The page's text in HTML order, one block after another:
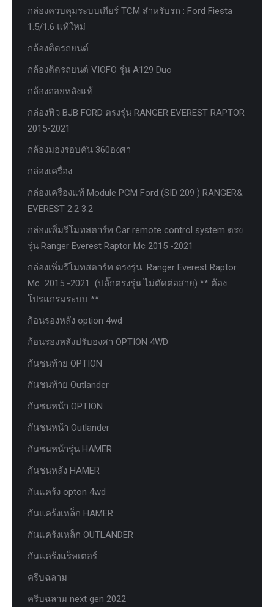
กล่องควบคุมระบบเกียร์ TCM สำหรับรถ : Ford Fiesta
1.5/1.6 แท้ใหม่
กล้องติดรถยนต์
กล้องติดรถยนต์ VIOFO รุ่น A129 Duo
กล้องถอยหลังแท้
กล่องฟิว BJB FORD ตรงรุ่น RANGER EVEREST RAPTOR
2015-2021
กล้องมองรอบคัน 360องศา
กล่องเครื่อง
กล่องเครื่องแท้ Module PCM Ford (SID 209 ) RANGER&
EVEREST 2.2 3.2
กล่องเพิ่มรีโมทสตาร์ท Car remote control system ตรง
รุ่น Ranger Everest Raptor Mc 2015 -2021
กล่องเพิ่มรีโมทสตาร์ท ตรงรุ่น Ranger Everest Raptor
Mc 2015 -2021 (ปลั๊กตรงรุ่น ไม่ตัดต่อสาย) ** ต้อง
โปรแกรมระบบ **
ก้อนรองหลัง option 4wd
ก้อนรองหลังปรับองศา OPTION 4WD
กันชนท้าย OPTION
กันชนท้าย Outlander
กันชนหน้า OPTION
กันชนหน้า Outlander
กันชนหน้ารุ่น HAMER
กันชนหลัง HAMER
กันแคร้ง opton 4wd
กันแคร้งเหล็ก HAMER
กันแคร้งเหล็ก OUTLANDER
กันแคร้งแร็พเตอร์
ครีบฉลาม
ครีบฉลาม next gen 2022